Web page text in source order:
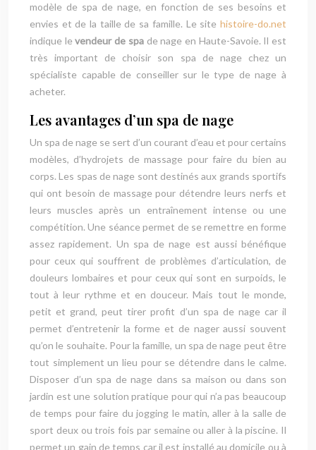
modèle de spa de nage, en fonction de ses besoins et
envies et de la taille de sa famille. Le site histoire-do.net
indique levendeur de spade nage en Haute-Savoie. Il est
très important de choisir son spa de nage chez un
spécialiste capable de conseiller sur le type de nage à
acheter.
Les avantages d’un spa de nage
Un spa de nage se sert d’un courant d’eau et pour certains
modèles, d’hydrojets de massage pour faire du bien au
corps. Les spas de nage sont destinés aux grands sportifs
qui ont besoin de massage pour détendre leurs nerfs et
leurs muscles après un entraînement intense ou une
compétition. Une séance permet de se remettre en forme
assez rapidement. Un spa de nage est aussi bénéfique
pour ceux qui souffrent de problèmes d’articulation, de
douleurs lombaires et pour ceux qui sont en surpoids, le
tout à leur rythme et en douceur. Mais tout le monde,
petit et grand, peut tirer profit d’un spa de nage car il
permet d’entretenir la forme et de nager aussi souvent
qu’on le souhaite. Pour la famille, un spa de nage peut être
tout simplement un lieu pour se détendre dans le calme.
Disposer d’un spa de nage dans sa maison ou dans son
jardin est une solution pratique pour qui n’a pas beaucoup
de temps pour faire du jogging le matin, aller à la salle de
sport deux ou trois fois par semaine ou aller à la piscine. Il
permet un gain de temps car il est installé au domicile ou à